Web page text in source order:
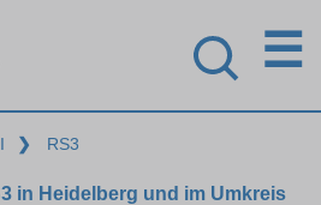
☰
❯ RS3
in Heidelberg und im Umkreis